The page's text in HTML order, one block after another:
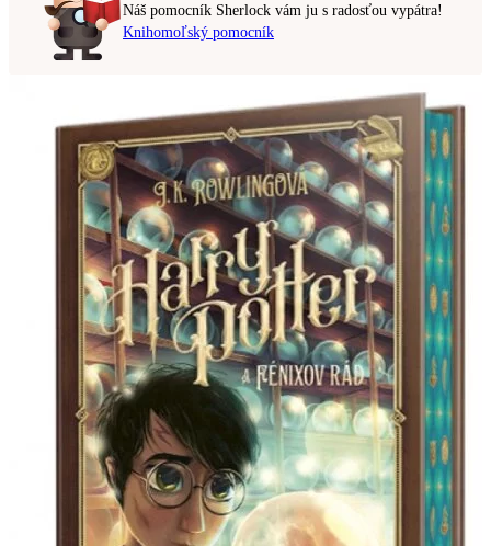
Náš pomocník Sherlock vám ju s radosťou vypátra!
Knihomoľský pomocník